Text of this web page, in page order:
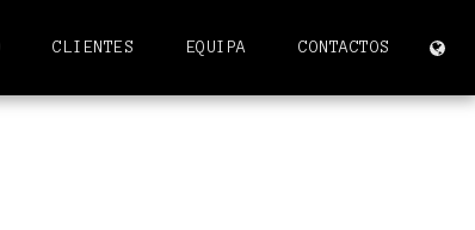
CLIENTES EQUIPA CONTACTOS